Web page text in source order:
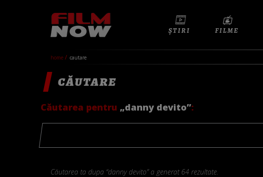
ȘTIRI FILME
home cautare
CĂUTARE
Căutarea pentru „danny devito”:
Căutarea ta dupa “danny devito” a generat 64 rezultate.